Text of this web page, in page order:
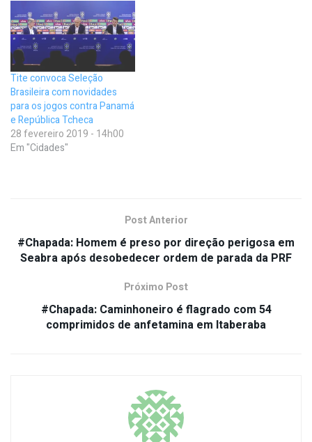
Tite convoca Seleção
Brasileira com novidades
para os jogos contra Panamá
e República Tcheca
28 fevereiro 2019 - 14h00
Em "Cidades"
Post Anterior
#Chapada: Homem é preso por direção perigosa em
Seabra após desobedecer ordem de parada da PRF
Próximo Post
#Chapada: Caminhoneiro é flagrado com 54
comprimidos de anfetamina em Itaberaba